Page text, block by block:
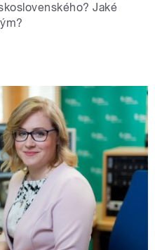
Jaké